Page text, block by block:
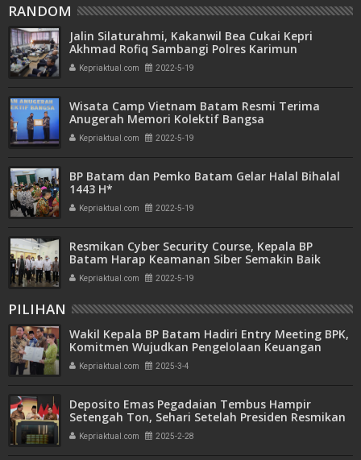
RANDOM
Jalin Silaturahmi, Kakanwil Bea Cukai Kepri
Akhmad Rofiq Sambangi Polres Karimun
Kepriaktual.com 2022-5-19
Wisata Camp Vietnam Batam Resmi Terima
Anugerah Memori Kolektif Bangsa
Kepriaktual.com 2022-5-19
BP Batam dan Pemko Batam Gelar Halal Bihalal
1443 H*
Kepriaktual.com 2022-5-19
Resmikan Cyber Security Course, Kepala BP
Batam Harap Keamanan Siber Semakin Baik
Kepriaktual.com 2022-5-19
PILIHAN
Wakil Kepala BP Batam Hadiri Entry Meeting BPK,
Komitmen Wujudkan Pengelolaan Keuangan
Transparan dan Akuntabel
Kepriaktual.com 2025-3-4
Deposito Emas Pegadaian Tembus Hampir
Setengah Ton, Sehari Setelah Presiden Resmikan
Bank Emas
Kepriaktual.com 2025-2-28